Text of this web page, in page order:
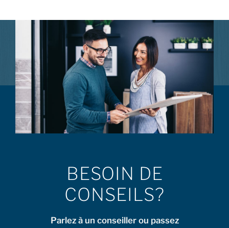
BESOIN DE
CONSEILS?
Parlez à un conseiller ou passez